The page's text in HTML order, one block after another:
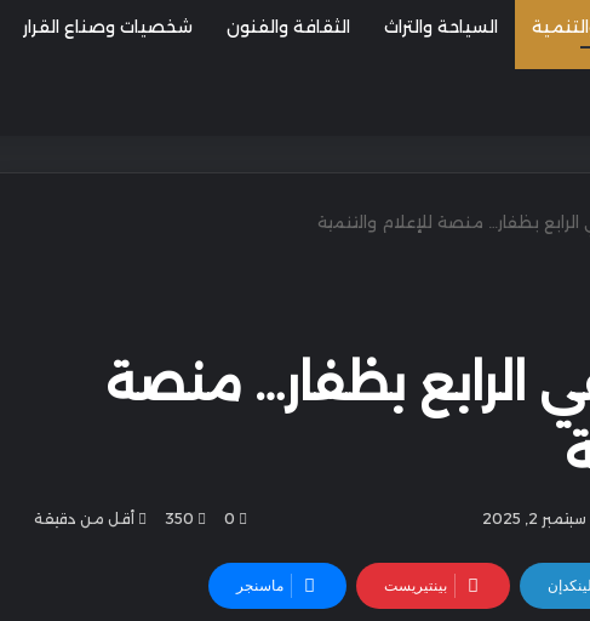
السياحة والتراث الثقافة والفنون شخصيات وصناع القرار
بظفار… منصة للإعلام والتنمية
الرابع بظفار… منصة
2, 2025
0
350 أقل من دقيقة
لينكدإن بينتيريست ماسنجر